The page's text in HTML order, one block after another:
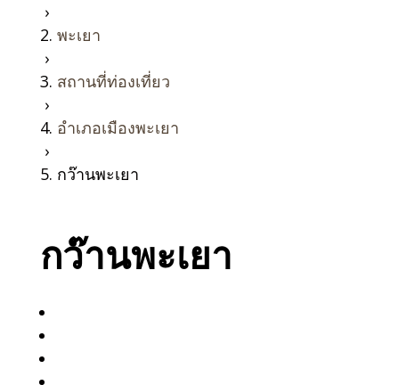
›
พะเยา
›
สถานที่ท่องเที่ยว
›
อำเภอเมืองพะเยา
›
กว๊านพะเยา
กว๊านพะเยา